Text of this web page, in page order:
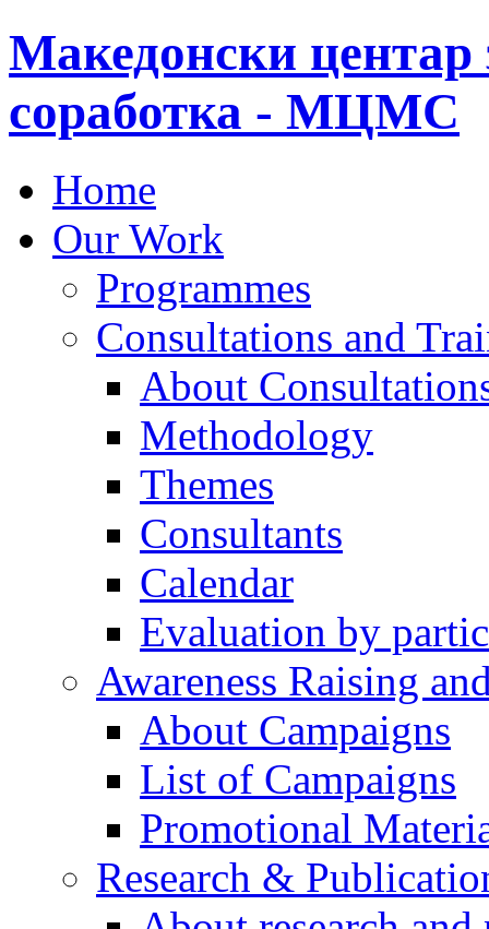
Македонски центар
соработка - МЦМС
Home
Our Work
Programmes
Consultations and
About
Methodology
Themes
Consultants
Calendar
Evaluation by
Awareness Raising
About Campaigns
List of Campaigns
Promotional
Research &